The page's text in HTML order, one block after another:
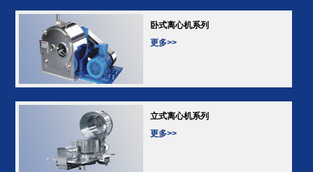
卧式离心机系列
更多>>
立式离心机系列
更多>>